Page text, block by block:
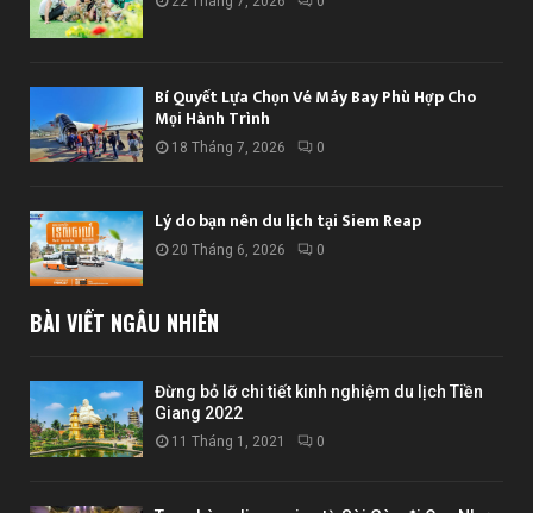
Bí Quyết Lựa Chọn Vé Máy Bay Phù Hợp Cho
Mọi Hành Trình
18 Tháng 7, 2026 0
Lý do bạn nên du lịch tại Siem Reap
20 Tháng 6, 2026 0
BÀI VIẾT NGẪU NHIÊN
Đừng bỏ lỡ chi tiết kinh nghiệm du lịch Tiền
Giang 2022
11 Tháng 1, 2021 0